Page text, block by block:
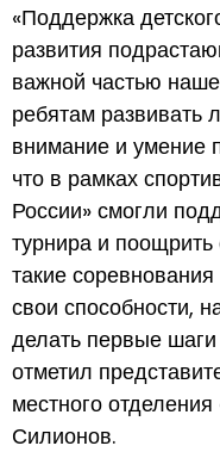
«Поддержка
развития
важной частью
ребятам развивать
внимание и умение
что в рамках
России» смогли
турнира и поощрить
такие
свои способности,
делать первые
отметил
местного
Силионов.